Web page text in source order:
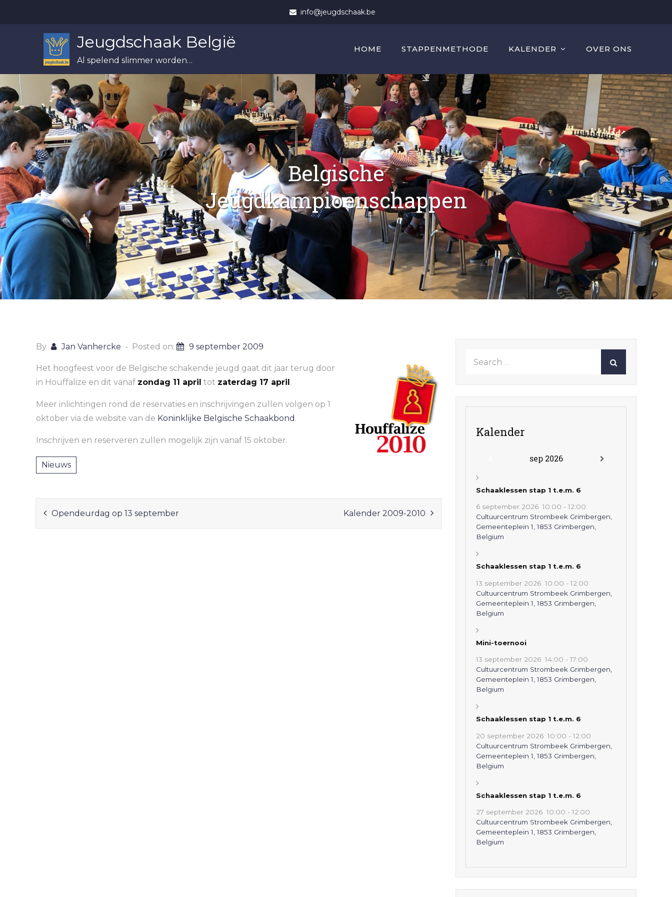
info@jeugdschaak.be
Jeugdschaak België
Al spelend slimmer worden…
HOME STAPPENMETHODE KALENDER OVER ONS
Belgische
Jeugdkampioenschappen
By Jan Vanhercke Posted on: 9 september 2009
Het hoogfeest voor de Belgische schakende jeugd gaat dit jaar terug door
in Houffalize en dit vanaf zondag 11 april tot zaterdag 17 april.
Meer inlichtingen rond de reservaties en inschrijvingen zullen volgen op 1
oktober via de website van de Koninklijke Belgische Schaakbond .
Inschrijven en reserveren zullen mogelijk zijn vanaf 15 oktober.
Nieuws
Bericht
Opendeurdag op 13 september Kalender 2009-2010
Kalender
sep 2026
Schaaklessen stap 1 t.e.m. 6
6 september 2026 10:00 - 12:00
Cultuurcentrum Strombeek Grimbergen,
Gemeenteplein 1, 1853 Grimbergen,
Belgium
Schaaklessen stap 1 t.e.m. 6
13 september 2026 10:00 - 12:00
Cultuurcentrum Strombeek Grimbergen,
Gemeenteplein 1, 1853 Grimbergen,
Belgium
Mini-toernooi
13 september 2026 14:00 - 17:00
Cultuurcentrum Strombeek Grimbergen,
Gemeenteplein 1, 1853 Grimbergen,
Belgium
Schaaklessen stap 1 t.e.m. 6
20 september 2026 10:00 - 12:00
Cultuurcentrum Strombeek Grimbergen,
Gemeenteplein 1, 1853 Grimbergen,
Belgium
Schaaklessen stap 1 t.e.m. 6
27 september 2026 10:00 - 12:00
Cultuurcentrum Strombeek Grimbergen,
Gemeenteplein 1, 1853 Grimbergen,
Belgium